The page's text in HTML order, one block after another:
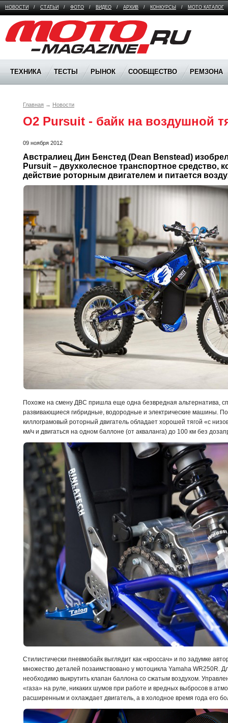
НОВОСТИ / СТАТЬИ / ФОТО / ВИДЕО / АРХИВ / КОНКУРСЫ / МОТО КАТАЛОГ
Moto Magazine
ТЕХНИКА ТЕСТЫ РЫНОК СООБЩЕСТВО РЕМЗОНА
Главная → Новости
O2 Pursuit - байк на воздушной
09 ноября 2012
Австралиец Дин Бенстед (Dean Benstead)
Pursuit – двухколесное транспортное средство,
действие роторным двигателем и питается
Похоже на смену ДВС пришла еще одна безвредная альтернатива,
развивающиеся гибридные, водородные и электрические машины.
киллограмовый роторный двигатель обладает хорошей тягой «с
км/ч и двигаться на одном баллоне (от акваланга) до 100 км без
Стилистически пневмобайк выглядит как «кроссач» и по задумке
множество деталей позаимствовано у мотоцикла Yamaha WR250R.
необходимо выкрутить клапан баллона со сжатым воздухом.
«газа» на руле, никаких шумов при работе и вредных выбросов в
расширенным и охлаждает двигатель, а в холодное время года его